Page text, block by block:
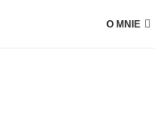
O MNIE